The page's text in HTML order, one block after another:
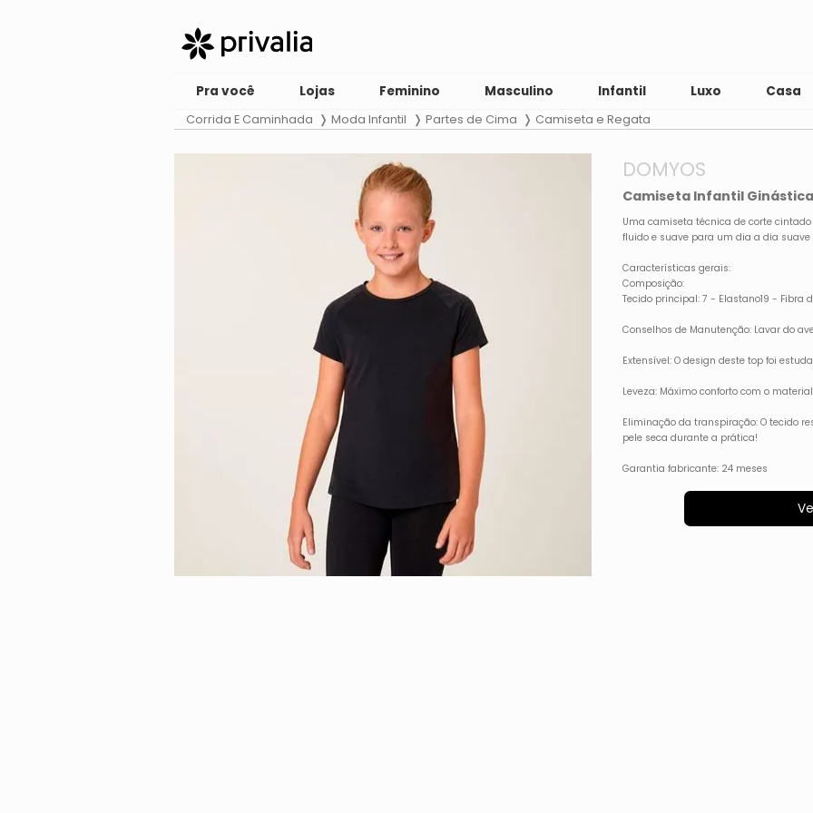
Pra você Lojas Feminino Masculino Infantil Luxo Casa
Corrida E Caminhada Moda Infantil Partes de Cima Camiseta e Regata
DOMYOS
Camiseta Infantil
Uma camiseta técnica de corte
fluido e suave para um dia a dia suave
Características gerais:
Composição:
Tecido principal: 7 - Elastano19 - Fibra
Conselhos de Manutenção: Lavar do
Extensível: O design deste top foi
Leveza: Máximo conforto com o
Eliminação da transpiração: O tecido
pele seca durante a prática!
Garantia fabricante: 24 meses